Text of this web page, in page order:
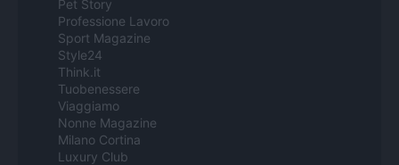
Pet Story
Professione Lavoro
Sport Magazine
Style24
Think.it
Tuobenessere
Viaggiamo
Nonne Magazine
Milano Cortina
Luxury Club